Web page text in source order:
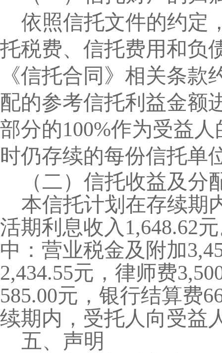
依照信托文件的约定
托税费、信托费用和负
《信托合同》相关条
配的参考信托利益金额
部分的100%作为受益人
时仍存续的每份信托单
（二）信托收益及分
本信托计划在存续期
活期利息收入 1,648.62
中：营业税金及附加
2,434.55元，律师费
585.00元，银行结算费
续期内，受托人向受益
五、声明